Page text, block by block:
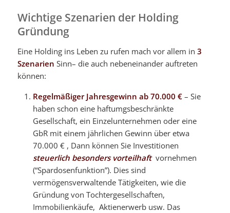
Wichtige Szenarien der Holding
Gründung
Eine Holding ins Leben zu rufen mach vor allem in 3
Szenarien Sinn– die auch nebeneinander auftreten
können:
Regelmäßiger Jahresgewinn ab 70.000 €– Sie
haben schon eine haftumgsbeschränkte
Gesellschaft, ein Einzelunternehmen oder eine
GbR mit einem jährlichen Gewinn über etwa
70.000 € , Dann können Sie Investitionen
steuerlich besonders vorteilhaftvornehmen
(“Spardosenfunktion”). Dies sind
vermögensverwaltende Tätigkeiten, wie die
Gründung von Tochtergesellschaften,
Immobilienkäufe, Aktienerwerb usw. Das